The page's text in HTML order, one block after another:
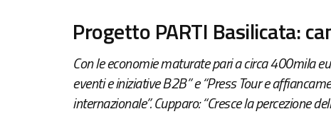
Progetto PARTI Basilicata:
Con le economie maturate pari a circa 400mila
eventi e iniziative B2B” e “Press Tour e
internazionale”. Cupparo: “Cresce la percezione